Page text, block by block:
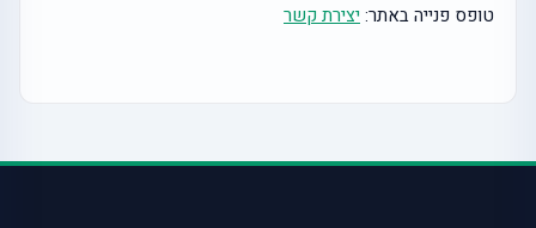
טופס פנייה באתר:יצירת קשר